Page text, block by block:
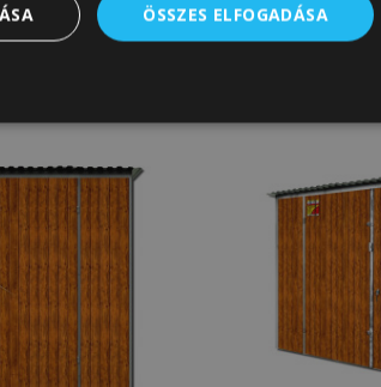
ÖSSZES ELFOGADÁSA
Funkcionalitás Besorolatlan